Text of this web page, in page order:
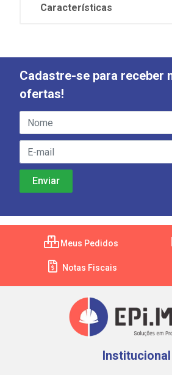
Características
Cadastre-se para receber
ofertas!
Meus Pedidos
Notas Fiscais
Institucional